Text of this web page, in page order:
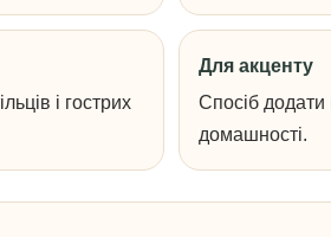
і гострих
Для акценту
Спосіб додати
домашності.